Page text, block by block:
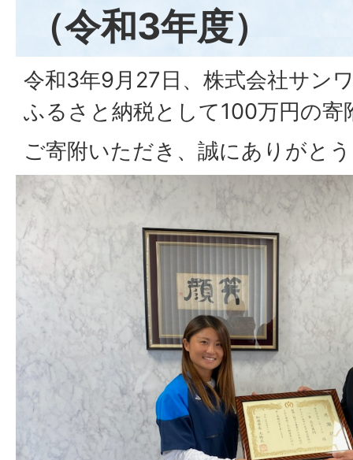
（令和3年度）
令和3年9月27日、株式会社サン
ふるさと納税として100万円の寄
ご寄附いただき、誠にありがと